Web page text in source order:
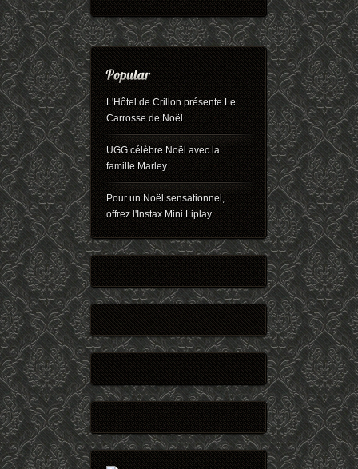
L'Hôtel de Crillon présente Le
Carrosse de Noël
UGG célèbre Noël avec la
famille Marley
Pour un Noël sensationnel,
offrez l'Instax Mini Liplay